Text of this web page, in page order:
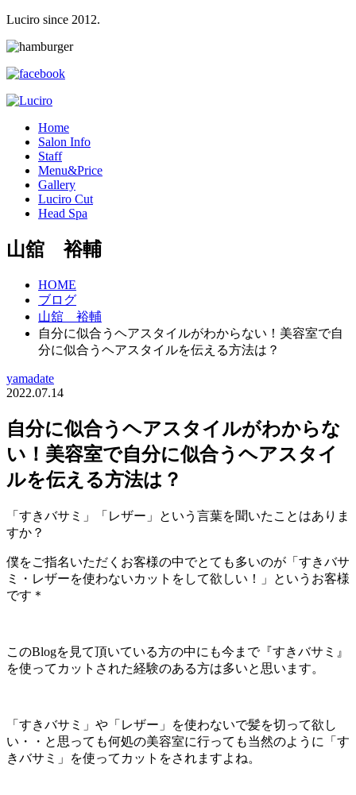
Luciro since 2012.
Home
Salon Info
Staff
Menu&Price
Gallery
Luciro Cut
Head Spa
山舘 裕輔
HOME
ブログ
山舘 裕輔
自分に似合うヘアスタイルがわからない！美容室で自
分に似合うヘアスタイルを伝える方法は？
yamadate
2022.07.14
自分に似合うヘアスタイルがわからな
い！美容室で自分に似合うヘアスタイ
ルを伝える方法は？
「すきバサミ」「レザー」という言葉を聞いたことはありま
すか？
僕をご指名いただくお客様の中でとても多いのが「すきバサ
ミ・レザーを使わないカットをして欲しい！」というお客様
です＊
このBlogを見て頂いている方の中にも今まで『すきバサミ』
を使ってカットされた経験のある方は多いと思います。
「すきバサミ」や「レザー」を使わないで髪を切って欲し
い・・と思っても何処の美容室に行っても当然のように「す
きバサミ」を使ってカットをされますよね。